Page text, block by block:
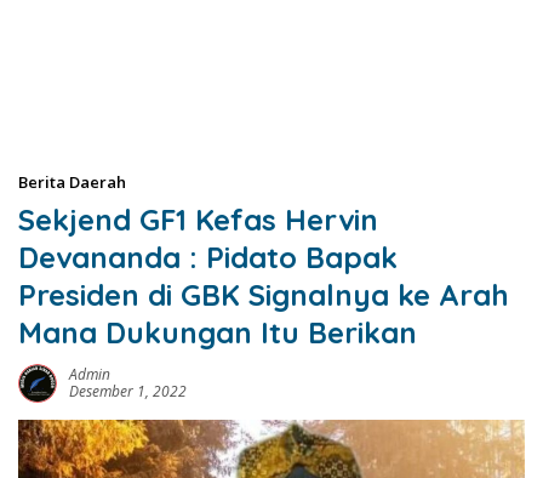
Berita Daerah
Sekjend GF1 Kefas Hervin
Devananda : Pidato Bapak
Presiden di GBK Signalnya ke Arah
Mana Dukungan Itu Berikan
Admin
Desember 1, 2022